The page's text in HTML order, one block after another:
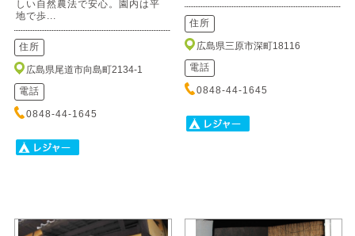
しい自然農法で安心。園内は平
地で歩...
住所
広島県尾道市向島町2134-1
電話
0848-44-1645
住所
広島県三原市深町18116
電話
0848-44-1645